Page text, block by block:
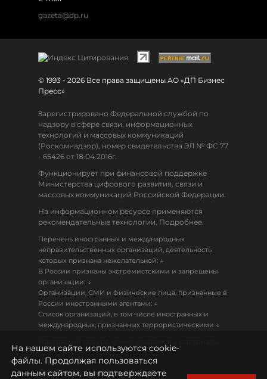
gazeta@dp.ru
© 1993 - 2026 Все права защищены АО «ДП Бизнес
Пресс»
Зарегистрировано Федеральной службой по
надзору в сфере связи, информационных
технологий и массовых коммуникаций
(Роскомнадзор), номер свидетельства ЭЛ № ФС 77
- 65426 от 18.04.2016г.
Функционирует при финансовой поддержке
Министерства цифрового развития, связи и
массовых коммуникаций Российской Федерации.
На информационном ресурсе применяются
рекомендательные технологии. Подробнее.
Перечень иностранных и международных
неправительственных организаций, деятельность
которых признана нежелательной: ↓
В России признаны экстремистскими и запрещены
организации: ↓
Организации, СМИ и физические лица, признанные в
России иностранными агентами: ↓
Список организаций, в том числе иностранных и
международных, признанных террористическими ↓
18+
Политика конфиденциальности
На нашем сайте используются cookie-
файлы. Продолжая пользоваться
данным сайтом, вы подтверждаете